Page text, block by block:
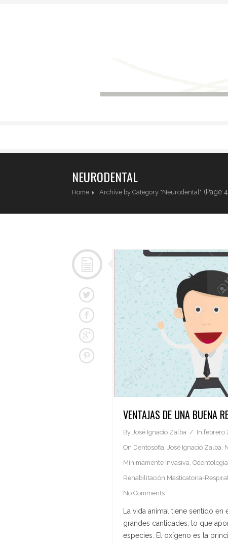
NEURODENTAL
Home Archive by Category "Neurodental" (Page
VENTAJAS DE UNA BUENA
By José Ignacio Zalba In febrero
On Dentosofia, José Ignacio Zalba,
Mínimamente Invasiva,
Rehabilitación Masticatoria-
No Comments
La vida animal tiene sentido
grandes cantidades, lo que
especies. El oxígeno es la